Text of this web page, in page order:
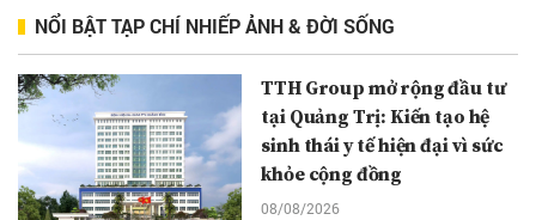
NỔI BẬT TẠP CHÍ NHIẾP ẢNH & ĐỜI SỐNG
TTH Group mở rộng đầu tư
tại Quảng Trị: Kiến tạo hệ
sinh thái y tế hiện đại vì sức
khỏe cộng đồng
08/08/2026